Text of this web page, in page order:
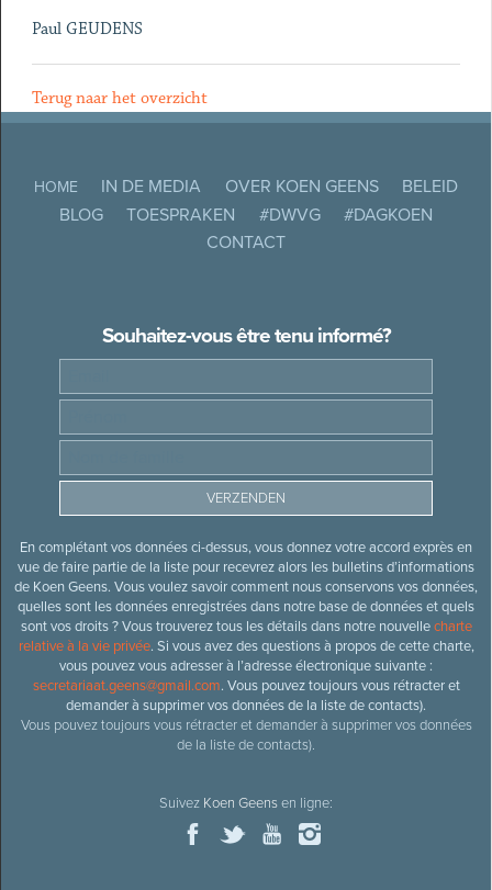
Paul GEUDENS
Terug naar het overzicht
HOME IN DE MEDIA OVER KOEN GEENS
BELEID
BLOG
TOESPRAKEN #DWVG
#DAGKOEN
CONTACT
Souhaitez-vous être tenu informé?
En complétant vos données ci-dessus, vous donnez votre accord exprès en
vue de faire partie de la liste pour recevrez alors les bulletins d’informations
de Koen Geens. Vous voulez savoir comment nous conservons vos données,
quelles sont les données enregistrées dans notre base de données et quels
sont vos droits ? Vous trouverez tous les détails dans notre nouvellecharte
relative à la vie privée. Si vous avez des questions à propos de cette charte,
vous pouvez vous adresser à l’adresse électronique suivante :
secretariaat.geens@gmail.com. Vous pouvez toujours vous rétracter et
demander à supprimer vos données de la liste de contacts).
Vous pouvez toujours vous rétracter et demander à supprimer vos données
de la liste de contacts).
Suivez Koen Geensen ligne: